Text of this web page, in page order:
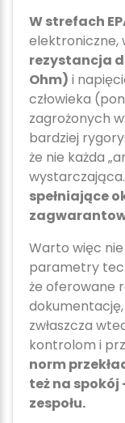
W strefach
elektroniczne,
rezystancja
Ohm) i
człowieka
zagrożonych
bardziej
że nie każda
wystarczająca.
spełniające
Warto więc
parametry
że oferowane
zwłaszcza
kontrolom i
norm
też na spokój
zespołu.